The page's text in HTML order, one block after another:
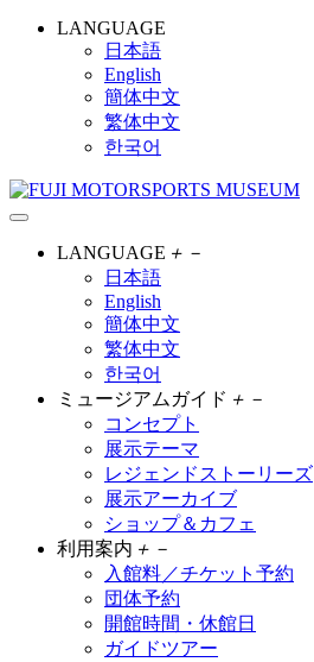
LANGUAGE
日本語
English
簡体中文
繁体中文
한국어
LANGUAGE ＋ －
日本語
English
簡体中文
繁体中文
한국어
ミュージアムガイド ＋ －
コンセプト
展示テーマ
レジェンドストーリーズ
展示アーカイブ
ショップ＆カフェ
利用案内 ＋ －
入館料／チケット予約
団体予約
開館時間・休館日
ガイドツアー